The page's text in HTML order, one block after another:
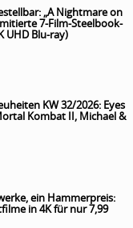
„A Nightmare on
7-Film-Steelbook-
UHD Blu-ray)
KW 32/2026: Eyes
Kombat II, Michael &
ein Hammerpreis:
in 4K für nur 7,99